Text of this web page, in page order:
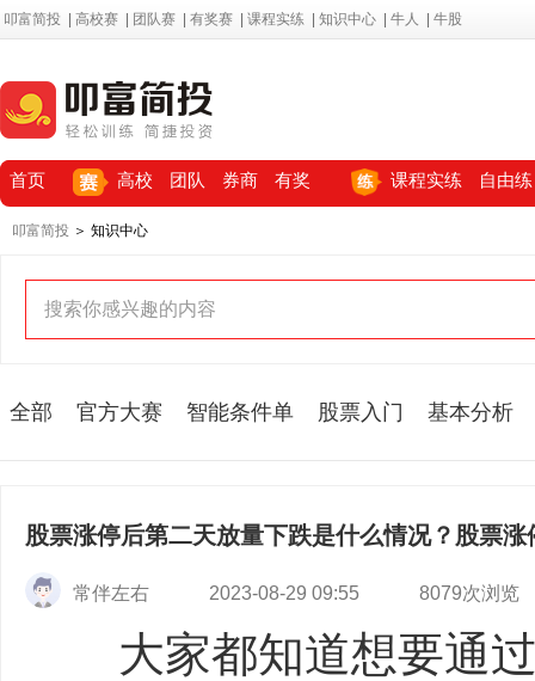
叩富简投 高校赛 团队赛 有奖赛 课程实练 知识中心 牛人 牛股
首页 高校 团队 券商 有奖 课程实练 自由练
叩富简投 ＞ 知识中心
全部 官方大赛 智能条件单 股票入门 基本分析
股票涨停后第二天放量下跌是什么情况？股票
常伴左右 2023-08-29 09:55 8079次浏览
大家都知道想要通过